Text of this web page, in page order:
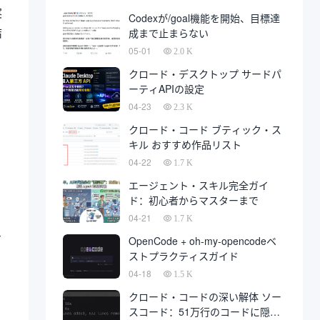
て、多数の秋に上陸している。
Codexが/goal機能を開始、目標達
成まで止まらない
05-01 2.0 K
クロード・デスクトップ サードパ
ーティAPIの設定
04-23 2.3 K
クロード・コード ブティック・ス
キル おすすめ作品リスト
04-22 1.7 K
エージェント・スキル完全ガイ
ド：初心者からマスターまで
04-21 1.7 K
OpenCode + oh-my-opencodeベ
ストプラクティスガイド
04-18 1.5 K
クロード・コードの深い解体 ソー
スコード：51万行のコードに隠さ